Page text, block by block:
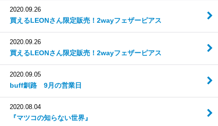
2020.09.26
買えるLEONさん限定販売！2wayフェザーピアス
2020.09.26
買えるLEONさん限定販売！2wayフェザーピアス
2020.09.05
buff釧路 9月の営業日
2020.08.04
『マツコの知らない世界』